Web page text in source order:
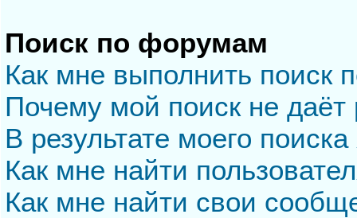
Поиск по форумам
Как мне выполнить
Почему мой поиск не даёт
В результате моего
Как мне найти
Как мне найти свои